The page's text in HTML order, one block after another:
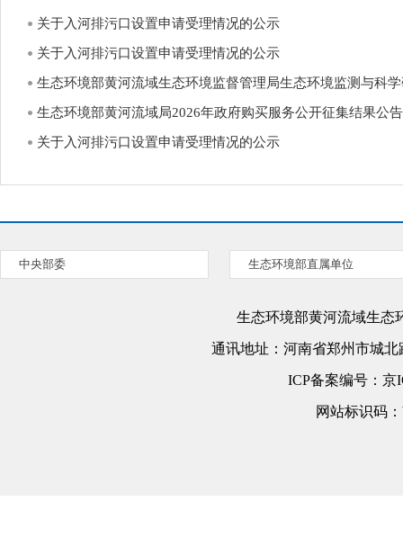
关于入河排污口设置申请受理情况的公示
关于入河排污口设置申请受理情况的公示
生态环境部黄河流域生态环境监督管理局生态环境监测与科
生态环境部黄河流域局2026年政府购买服务公开征集结果公告
关于入河排污口设置申请受理情况的公示
中央部委 生态环境部直属单位
生态环境部黄河流域生态
通讯地址： 河南省郑州市城北
ICP备案编号： 京
网站标识码：